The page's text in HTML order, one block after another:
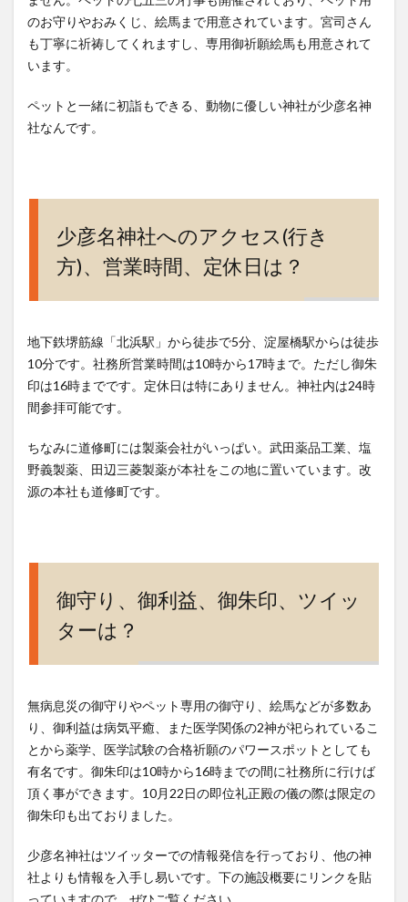
のお守りやおみくじ、絵馬まで用意されています。宮司さん
も丁寧に祈祷してくれますし、専用御祈願絵馬も用意されて
います。
ペットと一緒に初詣もできる、動物に優しい神社が少彦名神
社なんです。
少彦名神社へのアクセス(行き
方)、営業時間、定休日は？
地下鉄堺筋線「北浜駅」から徒歩で5分、淀屋橋駅からは徒歩
10分です。社務所営業時間は10時から17時まで。ただし御朱
印は16時までです。定休日は特にありません。神社内は24時
間参拝可能です。
ちなみに道修町には製薬会社がいっぱい。武田薬品工業、塩
野義製薬、田辺三菱製薬が本社をこの地に置いています。改
源の本社も道修町です。
御守り、御利益、御朱印、ツイッ
ターは？
無病息災の御守りやペット専用の御守り、絵馬などが多数あ
り、御利益は病気平癒、また医学関係の2神が祀られているこ
とから薬学、医学試験の合格祈願のパワースポットとしても
有名です。御朱印は10時から16時までの間に社務所に行けば
頂く事ができます。10月22日の即位礼正殿の儀の際は限定の
御朱印も出ておりました。
少彦名神社はツイッターでの情報発信を行っており、他の神
社よりも情報を入手し易いです。下の施設概要にリンクを貼